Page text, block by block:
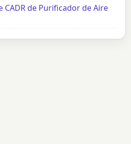
CADR de Purificador de Aire